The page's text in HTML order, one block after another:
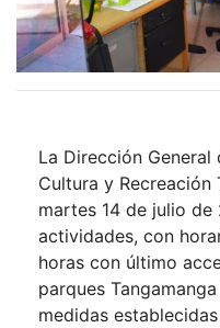
La Dirección
Cultura y Recreación
martes 14 de julio
actividades, con
horas con último
parques
medidas